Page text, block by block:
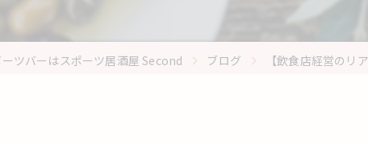
ツバーはスポーツ居酒屋 Second ブログ 【飲食店経営のリ